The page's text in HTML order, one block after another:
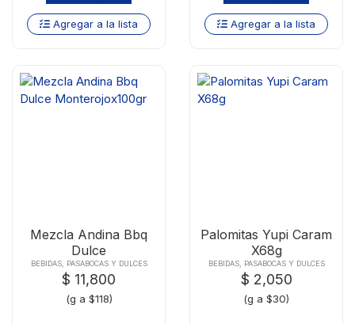
Agregar a la lista Agregar a la lista
Mezcla Andina Bbq
Dulce
Monterojox100gr
BEBIDAS, PASABOCAS Y DULCES
$ 11,800
(g a $118)
Palomitas Yupi Caram
X68g
BEBIDAS, PASABOCAS Y DULCES
$ 2,050
(g a $30)